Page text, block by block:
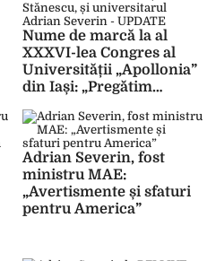
Nume de marcă la al
XXXVI-lea Congres al
Universității „Apollonia”
din Iași: „Pregătim
excelența”. Printre
invitați – nașul presei din
România, Sorin Roșca
Stănescu, și universitarul
Adrian Severin –
UPDATE
Adrian Severin, fost
ministru MAE:
„Avertismente și sfaturi
pentru America”